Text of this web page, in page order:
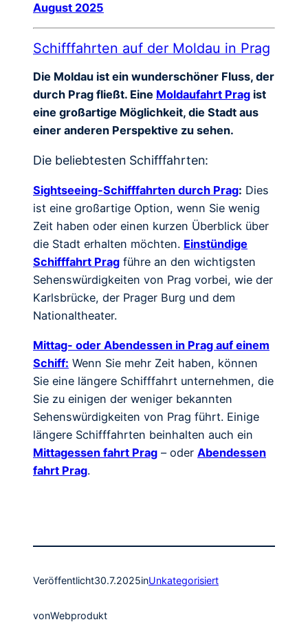
August 2025
Schifffahrten auf der Moldau in Prag
Die Moldau ist ein wunderschöner Fluss, der
durch Prag fließt. Eine Moldaufahrt Prag ist
eine großartige Möglichkeit, die Stadt aus
einer anderen Perspektive zu sehen.
Die beliebtesten Schifffahrten:
Sightseeing-Schifffahrten durch Prag: Dies
ist eine großartige Option, wenn Sie wenig
Zeit haben oder einen kurzen Überblick über
die Stadt erhalten möchten. Einstündige
Schifffahrt Prag führe an den wichtigsten
Sehenswürdigkeiten von Prag vorbei, wie der
Karlsbrücke, der Prager Burg und dem
Nationaltheater.
Mittag- oder Abendessen in Prag auf einem
Schiff: Wenn Sie mehr Zeit haben, können
Sie eine längere Schifffahrt unternehmen, die
Sie zu einigen der weniger bekannten
Sehenswürdigkeiten von Prag führt. Einige
längere Schifffahrten beinhalten auch ein
Mittagessen fahrt Prag – oder Abendessen
fahrt Prag.
Veröffentlicht30.7.2025inUnkategorisiert
vonWebprodukt